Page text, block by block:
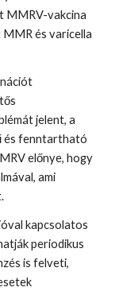
MMRV-vakcina
és varicella
jelent, a
és fenntartható
előnye, hogy
ami
kapcsolatos
periodikus
is felveti,